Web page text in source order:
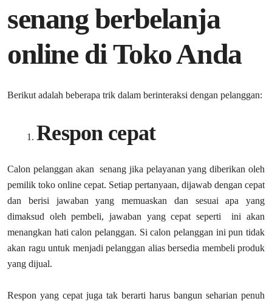
senang berbelanja
online di Toko Anda
Berikut adalah beberapa trik dalam berinteraksi dengan pelanggan:
Respon cepat
Calon pelanggan akan senang jika pelayanan yang diberikan oleh
pemilik toko online cepat. Setiap pertanyaan, dijawab dengan cepat
dan berisi jawaban yang memuaskan dan sesuai apa yang
dimaksud oleh pembeli, jawaban yang cepat seperti ini akan
menangkan hati calon pelanggan. Si calon pelanggan ini pun tidak
akan ragu untuk menjadi pelanggan alias bersedia membeli produk
yang dijual.
Respon yang cepat juga tak berarti harus bangun seharian penuh